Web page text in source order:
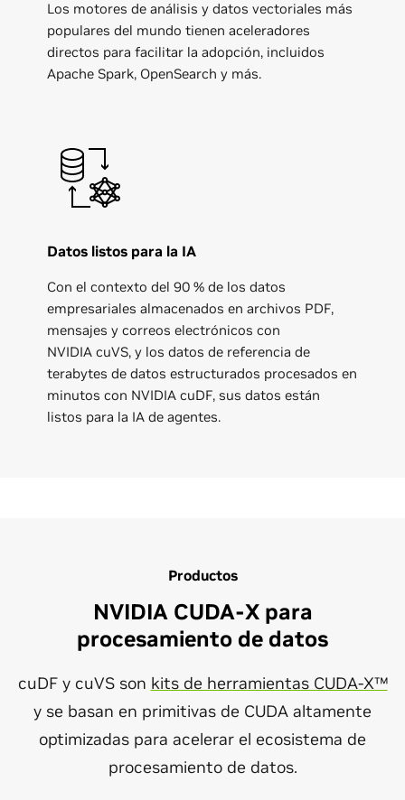
Los motores de análisis y datos vectoriales más
populares del mundo tienen aceleradores
directos para facilitar la adopción, incluidos
Apache Spark, OpenSearch y más.
Datos listos para la IA
Con el contexto del 90 % de los datos
empresariales almacenados en archivos PDF,
mensajes y correos electrónicos con
NVIDIA cuVS, y los datos de referencia de
terabytes de datos estructurados procesados en
minutos con NVIDIA cuDF, sus datos están
listos para la IA de agentes.
Productos
NVIDIA CUDA-X para
procesamiento de datos
cuDF y cuVS son kits de herramientas CUDA-X™
y se basan en primitivas de CUDA altamente
optimizadas para acelerar el ecosistema de
procesamiento de datos.